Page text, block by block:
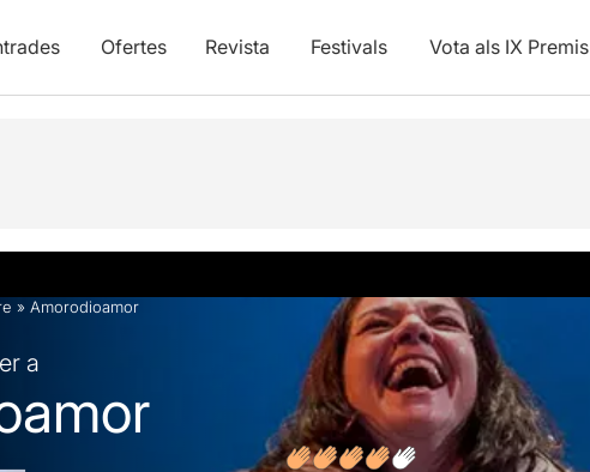
Ofertes Revista Festivals Vota als IX Premis
Opinions
» Amorodioamor
a